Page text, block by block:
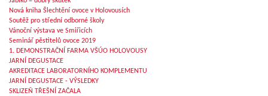
Nová kniha Šlechtění ovoce v Holovousích
Soutěž pro střední odborné školy
Vánoční výstava ve Smiřicích
Seminář pěstitelů ovoce 2019
1. DEMONSTRAČNÍ FARMA VŠÚO HOLOVOUSY
JARNÍ DEGUSTACE
AKREDITACE LABORATORNÍHO KOMPLEMENTU
JARNÍ DEGUSTACE - VÝSLEDKY
SKLIZEŇ TŘEŠNÍ ZAČALA